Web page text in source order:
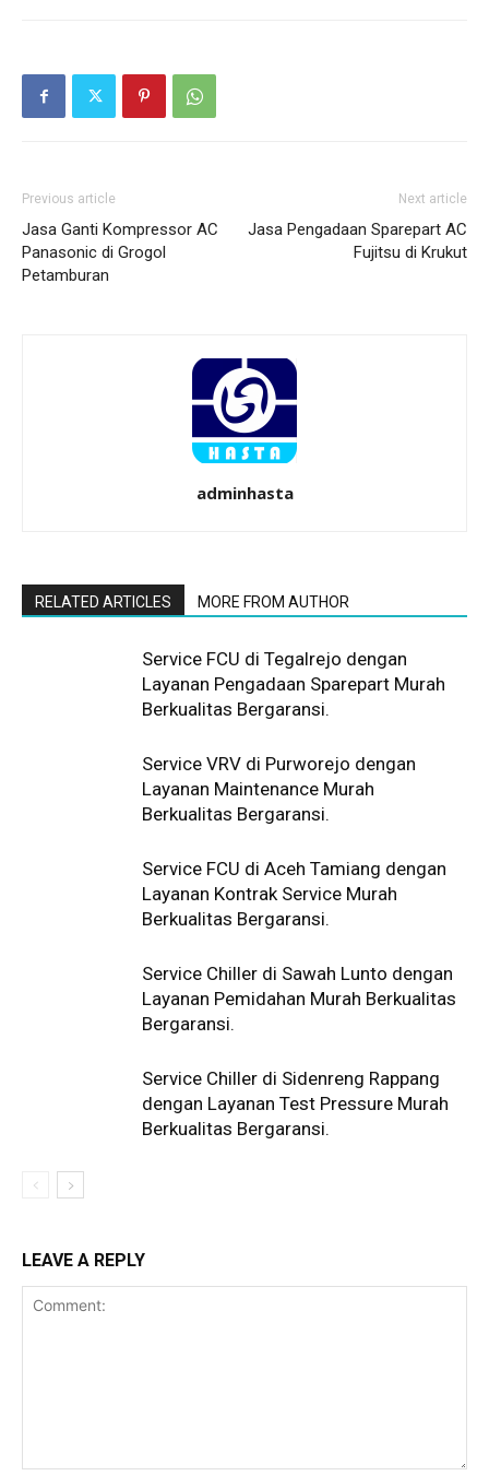
Previous article
Jasa Ganti Kompressor AC
Panasonic di Grogol
Petamburan
Next article
Jasa Pengadaan Sparepart AC
Fujitsu di Krukut
adminhasta
RELATED ARTICLES MORE FROM AUTHOR
Service FCU di Tegalrejo dengan
Layanan Pengadaan Sparepart Murah
Berkualitas Bergaransi.
Service VRV di Purworejo dengan
Layanan Maintenance Murah
Berkualitas Bergaransi.
Service FCU di Aceh Tamiang dengan
Layanan Kontrak Service Murah
Berkualitas Bergaransi.
Service Chiller di Sawah Lunto dengan
Layanan Pemidahan Murah Berkualitas
Bergaransi.
Service Chiller di Sidenreng Rappang
dengan Layanan Test Pressure Murah
Berkualitas Bergaransi.
LEAVE A REPLY